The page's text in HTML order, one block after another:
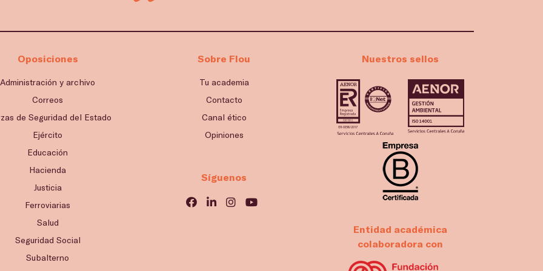
Oposiciones
Administración y archivo
Correos
de Seguridad del Estado
Ejército
Educación
Hacienda
Justicia
Ferroviarias
Salud
Seguridad Social
Subalterno
Sobre Flou
Tu academia
Contacto
Canal ético
Opiniones
Síguenos
Nuestros sellos
Entidad académica
colaboradora con